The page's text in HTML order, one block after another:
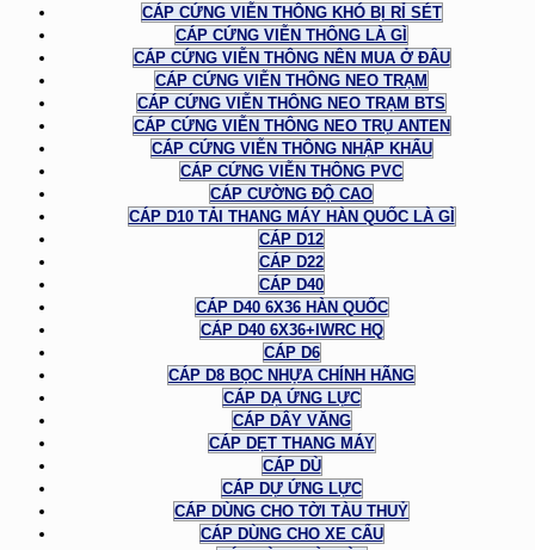
CÁP CỨNG VIỄN THÔNG KHÓ BỊ RỈ SÉT
CÁP CỨNG VIỄN THÔNG LÀ GÌ
CÁP CỨNG VIỄN THÔNG NÊN MUA Ở ĐÂU
CÁP CỨNG VIỄN THÔNG NEO TRẠM
CÁP CỨNG VIỄN THÔNG NEO TRẠM BTS
CÁP CỨNG VIỄN THÔNG NEO TRỤ ANTEN
CÁP CỨNG VIỄN THÔNG NHẬP KHẨU
CÁP CỨNG VIỄN THÔNG PVC
CÁP CƯỜNG ĐỘ CAO
CÁP D10 TẢI THANG MÁY HÀN QUỐC LÀ GÌ
CÁP D12
CÁP D22
CÁP D40
CÁP D40 6X36 HÀN QUỐC
CÁP D40 6X36+IWRC HQ
CÁP D6
CÁP D8 BỌC NHỰA CHÍNH HÃNG
CÁP DẠ ỨNG LỰC
CÁP DÂY VĂNG
CÁP DẸT THANG MÁY
CÁP DÙ
CÁP DỰ ỨNG LỰC
CÁP DÙNG CHO TỜI TÀU THUỶ
CÁP DÙNG CHO XE CẨU